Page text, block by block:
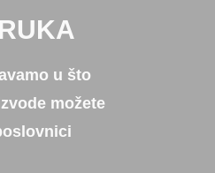
u što
možete